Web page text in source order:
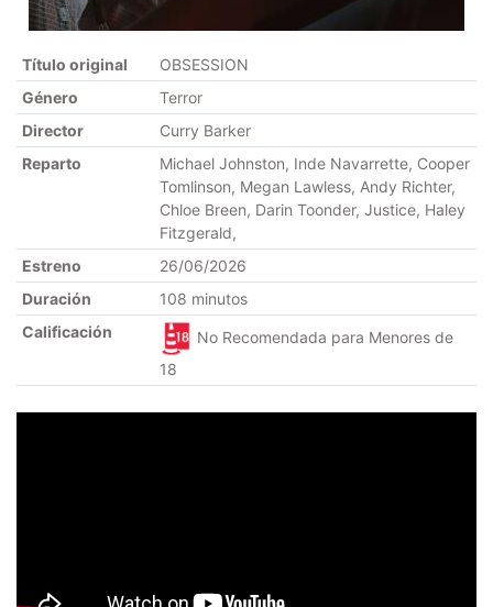
Título original
OBSESSION
Género
Terror
Director
Curry Barker
Reparto
Michael Johnston, Inde Navarrette, Cooper
Tomlinson, Megan Lawless, Andy Richter,
Chloe Breen, Darin Toonder, Justice, Haley
Fitzgerald,
Estreno
26/06/2026
Duración
108 minutos
Calificación
No Recomendada para Menores de
18